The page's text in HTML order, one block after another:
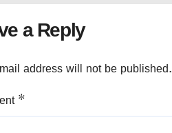
a Reply
address will not be published.
*